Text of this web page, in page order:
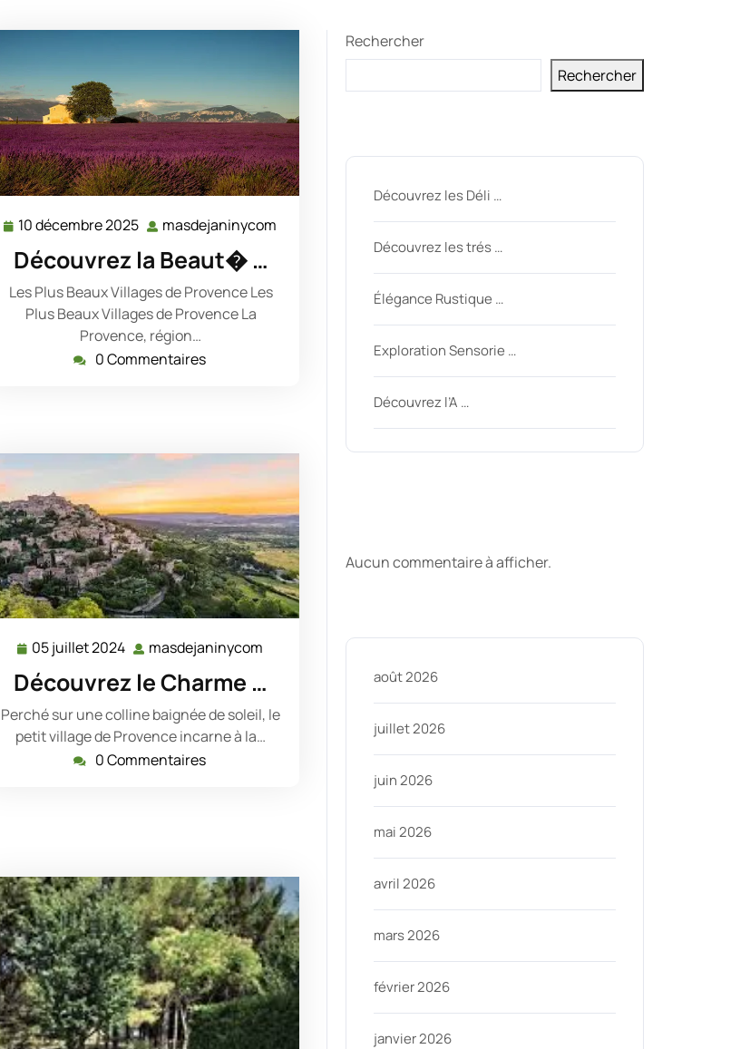
10 décembre 2025 10
décembre
2025
masdejaninycom masdejaninycom
Découvrez la Beaut� …
Les Plus Beaux Villages de Provence Les
Plus Beaux Villages de Provence La
Provence, région…
0 Commentaires
05 juillet 2024 05
juillet
2024
masdejaninycom masdejaninycom
Découvrez le Charme …
Perché sur une colline baignée de soleil, le
petit village de Provence incarne à la…
0 Commentaires
Rechercher
Rechercher
Découvrez les Déli …
Découvrez les trés …
Élégance Rustique …
Exploration Sensorie …
Découvrez l’A …
Aucun commentaire à afficher.
août 2026
juillet 2026
juin 2026
mai 2026
avril 2026
mars 2026
février 2026
janvier 2026